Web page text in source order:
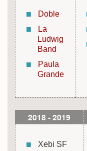
Doble
La
Ludwig
Band
Paula
Grande
2018 - 2019
Xebi SF